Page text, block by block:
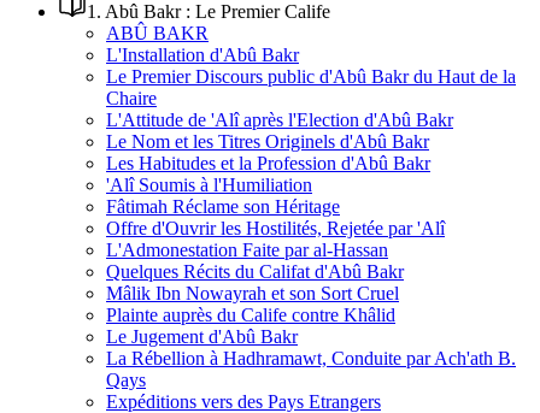
1 . Abû Bakr : Le Premier Calife
ABÛ BAKR
L'Installation d'Abû Bakr
Le Premier Discours public d'Abû Bakr du Haut de la
Chaire
L'Attitude de 'Alî après l'Election d'Abû Bakr
Le Nom et les Titres Originels d'Abû Bakr
Les Habitudes et la Profession d'Abû Bakr
'Alî Soumis à l'Humiliation
Fâtimah Réclame son Héritage
Offre d'Ouvrir les Hostilités, Rejetée par 'Alî
L'Admonestation Faite par al-Hassan
Quelques Récits du Califat d'Abû Bakr
Mâlik Ibn Nowayrah et son Sort Cruel
Plainte auprès du Calife contre Khâlid
Le Jugement d'Abû Bakr
La Rébellion à Hadhramawt, Conduite par Ach'ath B.
Qays
Expéditions vers des Pays Etrangers